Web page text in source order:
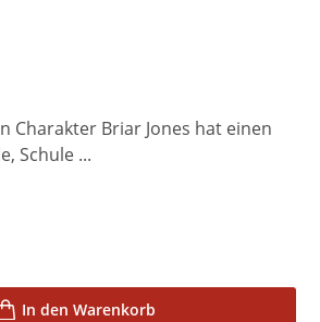
Charakter Briar Jones hat einen
Schule ...
In den Warenkorb